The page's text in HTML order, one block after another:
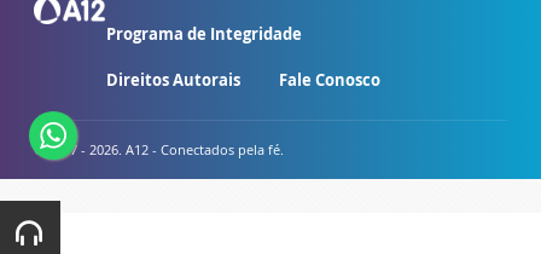
Programa de Integridade
Direitos Autorais Fale Conosco
© 2007 - 2026. A12 - Conectados pela fé.